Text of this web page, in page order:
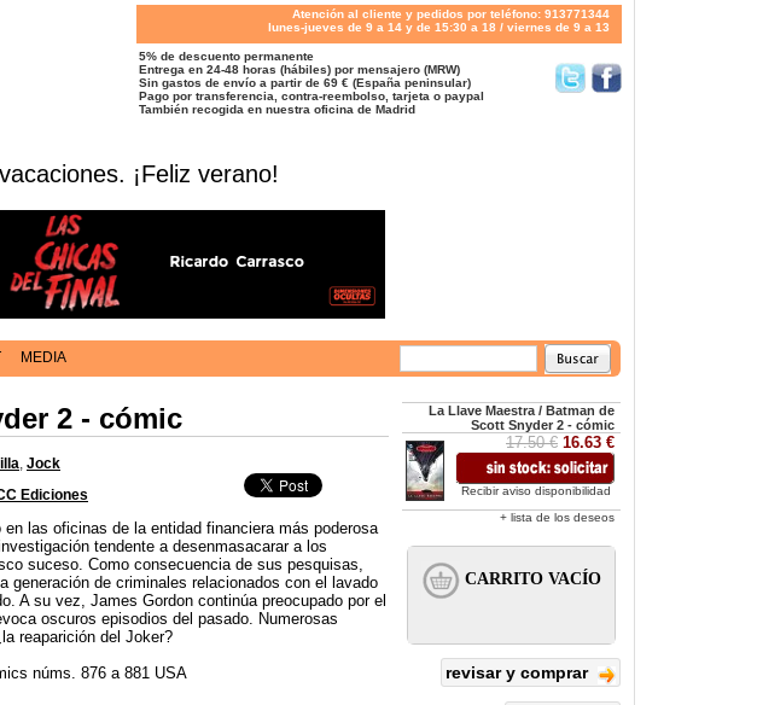
Atención al cliente y pedidos por teléfono: 913771344
lunes-jueves de 9 a 14 y de 15:30 a 18 / viernes de 9 a 13
5% de descuento permanente
Entrega en 24-48 horas (hábiles) por mensajero (MRW)
Sin gastos de envío a partir de 69 € (España peninsular)
Pago por transferencia, contra-reembolso, tarjeta o paypal
También recogida en nuestra oficina de Madrid
¡Feliz verano!
MEDIA
2 - cómic
, Jock
Ediciones
las oficinas de la entidad financiera más poderosa
tendente a desenmasacarar a los
suceso. Como consecuencia de sus pesquisas,
generación de criminales relacionados con el lavado
A su vez, James Gordon continúa preocupado por el
oscuros episodios del pasado. Numerosas
reaparición del Joker?
núms. 876 a 881 USA
La Llave Maestra / Batman de
Scott Snyder 2 - cómic
17.50 € 16.63 €
Recibir aviso disponibilidad
+ lista de los deseos
revisar y comprar